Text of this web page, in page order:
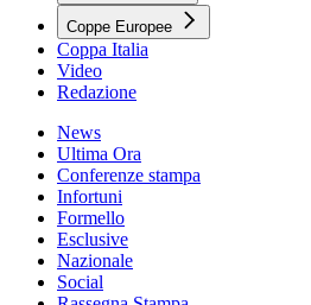
Coppe Europee
Coppa Italia
Video
Redazione
News
Ultima Ora
Conferenze stampa
Infortuni
Formello
Esclusive
Nazionale
Social